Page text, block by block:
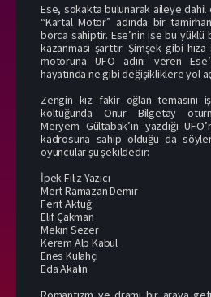
Ese, sokakta bulunarak aileye dahil
“Kartal Motor” adında bir
borca sahiptir. Ese’nin ise bu yüklü
kazanması şarttır. Şimşek gibi
motoruna UFO adını veren
hayatında ne gibi değişikliklere yol
Zengin kız fakir oğlan temasını
koltuğunda Onur Bilgetay
Meryem Gültabak’ın yazdığı
kadrosuna sahip olduğu da
oyuncular şu şekildedir:
İpek Filiz Yazıcı
Mert Ramazan Demir
Ferit Aktuğ
Elif Çakman
Mekin Sezer
Kerem Alp Kabul
Enes Külahçı
Eda Akalın